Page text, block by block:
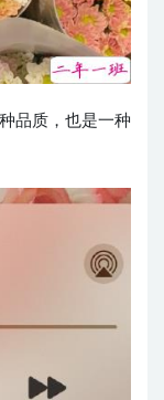
品质，也是一种